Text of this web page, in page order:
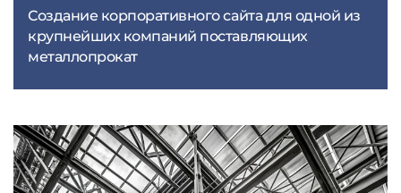
Создание корпоративного сайта для одной из
крупнейших компаний поставляющих
металлопрокат